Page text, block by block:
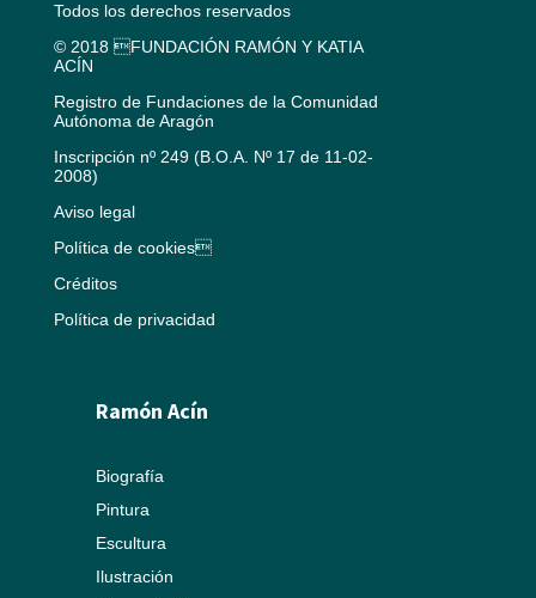
Todos los derechos reservados
© 2018 FUNDACIÓN RAMÓN Y KATIA
ACÍN
Registro de Fundaciones de la Comunidad
Autónoma de Aragón
Inscripción nº 249 (B.O.A. Nº 17 de 11-02-
2008)
Aviso legal
Política de cookies
Créditos
Política de privacidad
Ramón Acín
Biografía
Pintura
Escultura
Ilustración